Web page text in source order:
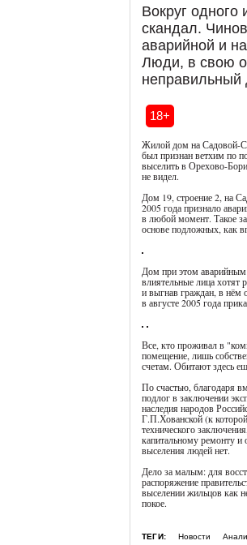
Вокруг
скандал.
аварийной и
Люди, в свою
неправильный
18+
Жилой дом на Садовой-
был признан ветхим по
выселить в Орехово-
не видел.
Дом 19, строение 2, на
2005 года признало
в любой момент. Такое
основе подложных, как
Дом при этом аварийным
влиятельные лица хотят
и выгнав граждан, в
в августе 2005 года
Все, кто проживал в
помещение, лишь
счетам. Обитают здесь
По счастью, благодаря
подлог в заключении
наследия народов
Г.П.Хованской (к
технического
капитальному ремонту и
выселения людей нет.
Дело за малым: для
распоряжение
выселении жильцов как
покое.
ТЕГИ: Новости